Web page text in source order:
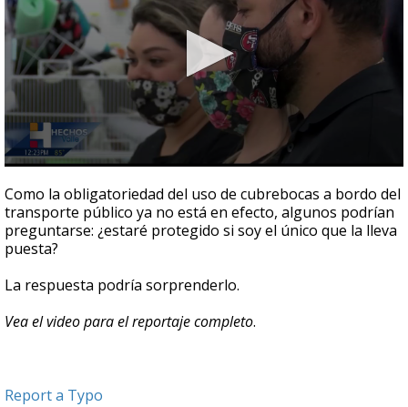
seconds
of
2
minutes,
8
seconds
Como la obligatoriedad del uso de cubrebocas a bordo del
transporte público ya no está en efecto, algunos podrían
preguntarse: ¿estaré protegido si soy el único que la lleva
puesta?
La respuesta podría sorprenderlo.
Vea el video para el reportaje completo.
Report a Typo